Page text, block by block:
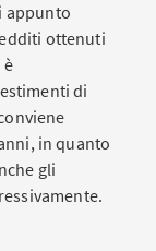
appunto
ottenuti
è
di
in quanto
gli